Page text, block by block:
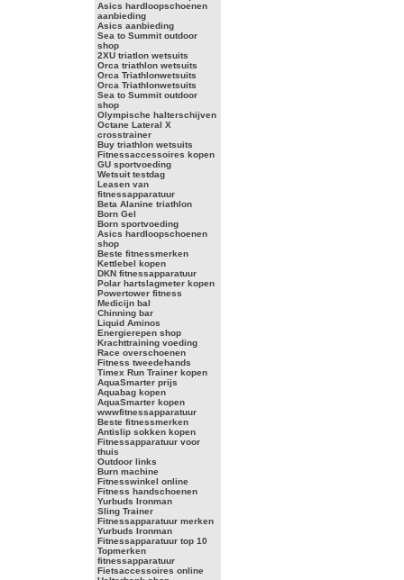
Asics hardloopschoenen
aanbieding
Asics aanbieding
Sea to Summit outdoor
shop
2XU triatlon wetsuits
Orca triathlon wetsuits
Orca Triathlonwetsuits
Orca Triathlonwetsuits
Sea to Summit outdoor
shop
Olympische halterschijven
Octane Lateral X
crosstrainer
Buy triathlon wetsuits
Fitnessaccessoires kopen
GU sportvoeding
Wetsuit testdag
Leasen van
fitnessapparatuur
Beta Alanine triathlon
Born Gel
Born sportvoeding
Asics hardloopschoenen
shop
Beste fitnessmerken
Kettlebel kopen
DKN fitnessapparatuur
Polar hartslagmeter kopen
Powertower fitness
Medicijn bal
Chinning bar
Liquid Aminos
Energierepen shop
Krachttraining voeding
Race overschoenen
Fitness tweedehands
Timex Run Trainer kopen
AquaSmarter prijs
Aquabag kopen
AquaSmarter kopen
wwwfitnessapparatuur
Beste fitnessmerken
Antislip sokken kopen
Fitnessapparatuur voor
thuis
Outdoor links
Burn machine
Fitnesswinkel online
Fitness handschoenen
Yurbuds Ironman
Sling Trainer
Fitnessapparatuur merken
Yurbuds Ironman
Fitnessapparatuur top 10
Topmerken
fitnessapparatuur
Fietsaccessoires online